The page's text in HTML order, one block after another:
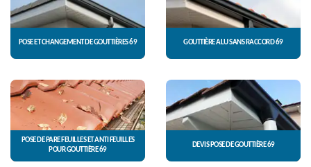
POSE ET CHANGEMENT DE GOUTTIÈRES 69 GOUTTIÈRE ALU SANS RACCORD 69
POSE DE PARE FEUILLES ET ANTI FEUILLES
POUR GOUTTIÈRE 69
DEVIS POSE DE GOUTTIÈRE 69